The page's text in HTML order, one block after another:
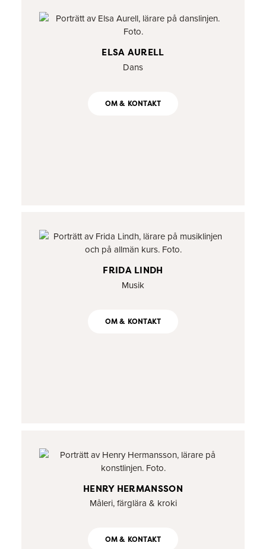
ELSA AURELL
Dans
OM & KONTAKT
FRIDA LINDH
Musik
OM & KONTAKT
HENRY HERMANSSON
Måleri, färglära & kroki
OM & KONTAKT